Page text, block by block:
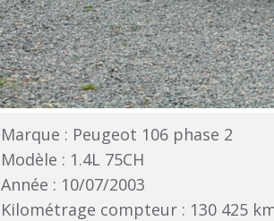
Marque : Peugeot 106 phase 2
Modèle : 1.4L 75CH
Année : 10/07/2003
Kilométrage compteur : 130 425